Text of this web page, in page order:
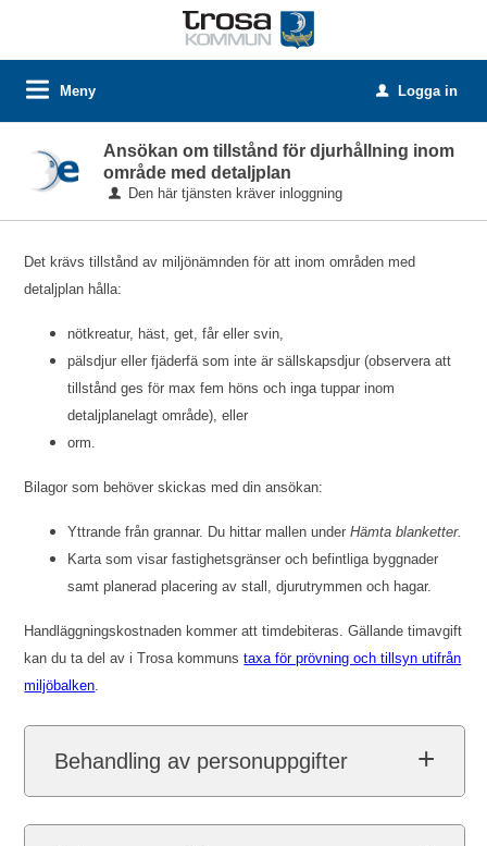
Meny u Logga in
Ansökan om tillstånd för djurhållning inom
område med detaljplan
Den här tjänsten kräver inloggning
Det krävs tillstånd av miljönämnden för att inom områden med
detaljplan hålla:
nötkreatur, häst, get, får eller svin,
pälsdjur eller fjäderfä som inte är sällskapsdjur (observera att
tillstånd ges för max fem höns och inga tuppar inom
detaljplanelagt område), eller
orm.
Bilagor som behöver skickas med din ansökan:
Yttrande från grannar. Du hittar mallen underHämta blanketter.
Karta som visar fastighetsgränser och befintliga byggnader
samt planerad placering av stall, djurutrymmen och hagar.
Handläggningskostnaden kommer att timdebiteras.Gällande timavgift
kan du ta del av i Trosa kommunstaxa för prövning och tillsyn utifrån
miljöbalken.
Behandling av personuppgifter